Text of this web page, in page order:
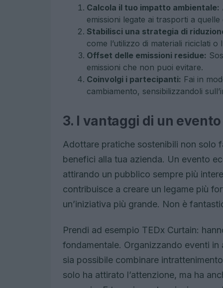
Calcola il tuo impatto ambientale:
emissioni legate ai trasporti a
Stabilisci una strategia di
come l’utilizzo di materiali riciclati
Offset delle emissioni residue:
emissioni che non puoi evitare.
Coinvolgi i partecipanti: Fai in
cambiamento, sensibilizzandoli
3. I vantaggi di un
Adottare pratiche sostenibili non solo
benefici alla tua azienda. Un evento
attirando un pubblico sempre più
contribuisce a creare un legame più
un’iniziativa più grande. Non è
Prendi ad esempio TEDx Curtain:
fondamentale. Organizzando eventi in
sia possibile combinare
solo ha attirato l’attenzione, ma ha